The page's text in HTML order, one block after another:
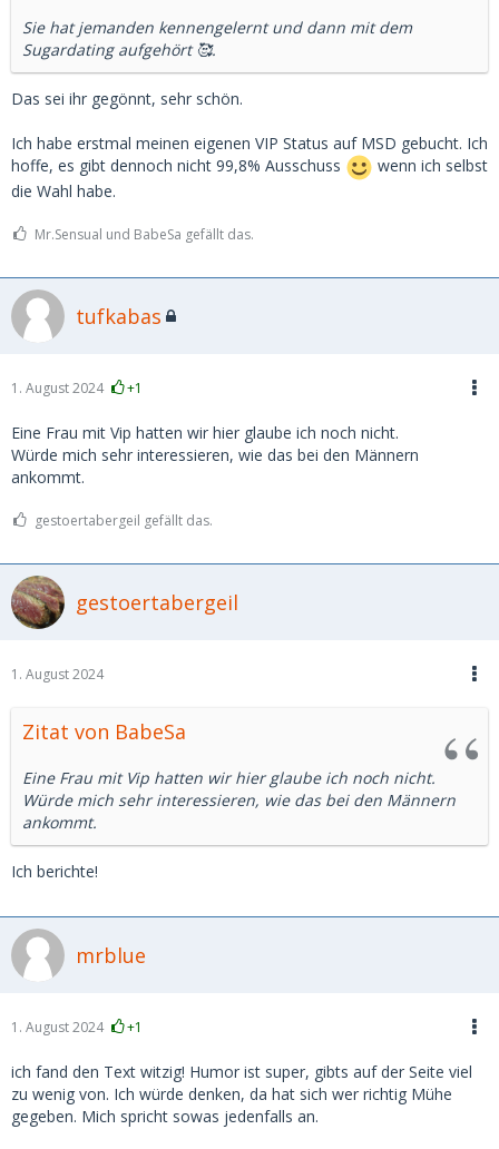
Sie hat jemanden kennengelernt und dann mit dem
Sugardating aufgehört 🥰.
Das sei ihr gegönnt, sehr schön.
Ich habe erstmal meinen eigenen VIP Status auf MSD gebucht. Ich
hoffe, es gibt dennoch nicht 99,8% Ausschuss
wenn ich selbst
die Wahl habe.
Mr.Sensual und BabeSa gefällt das.
tufkabas
1. August 2024 +1
Eine Frau mit Vip hatten wir hier glaube ich noch nicht.
Würde mich sehr interessieren, wie das bei den Männern
ankommt.
gestoertabergeil gefällt das.
gestoertabergeil
1. August 2024
Zitat von BabeSa
Eine Frau mit Vip hatten wir hier glaube ich noch nicht.
Würde mich sehr interessieren, wie das bei den Männern
ankommt.
Ich berichte!
mrblue
1. August 2024 +1
ich fand den Text witzig! Humor ist super, gibts auf der Seite viel
zu wenig von. Ich würde denken, da hat sich wer richtig Mühe
gegeben. Mich spricht sowas jedenfalls an.